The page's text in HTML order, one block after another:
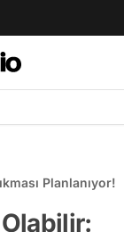
Planlanıyor!